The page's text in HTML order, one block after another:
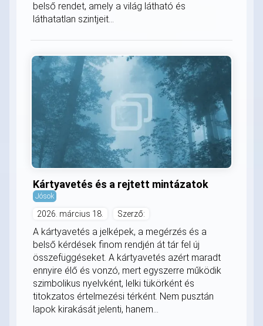
belső rendet, amely a világ látható és
láthatatlan szintjeit...
Kártyavetés és a rejtett mintázatok
Jósok
2026. március 18. Szerző:
A kártyavetés a jelképek, a megérzés és a
belső kérdések finom rendjén át tár fel új
összefüggéseket. A kártyavetés azért maradt
ennyire élő és vonzó, mert egyszerre működik
szimbolikus nyelvként, lelki tükörként és
titokzatos értelmezési térként. Nem pusztán
lapok kirakását jelenti, hanem...